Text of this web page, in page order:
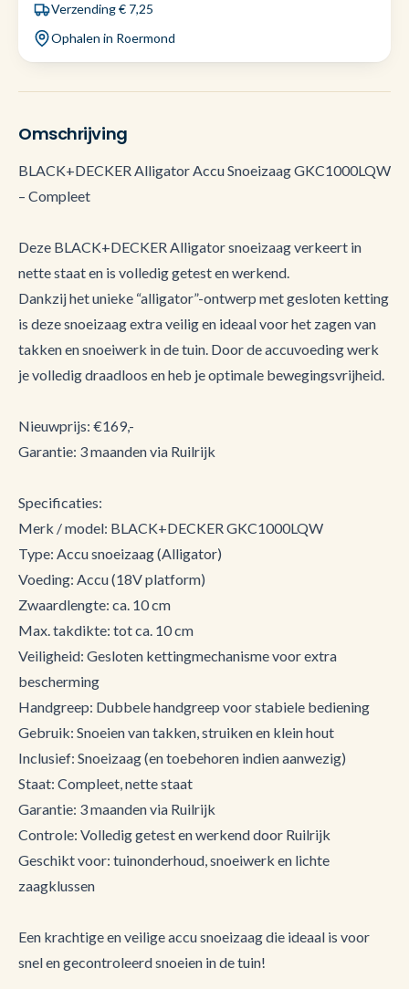
Verzending € 7,25
Ophalen in Roermond
Omschrijving
BLACK+DECKER Alligator Accu Snoeizaag GKC1000LQW
– Compleet
Deze BLACK+DECKER Alligator snoeizaag verkeert in
nette staat en is volledig getest en werkend.
Dankzij het unieke “alligator”-ontwerp met gesloten ketting
is deze snoeizaag extra veilig en ideaal voor het zagen van
takken en snoeiwerk in de tuin. Door de accuvoeding werk
je volledig draadloos en heb je optimale bewegingsvrijheid.
Nieuwprijs: €169,-
Garantie: 3 maanden via Ruilrijk
Specificaties:
Merk / model: BLACK+DECKER GKC1000LQW
Type: Accu snoeizaag (Alligator)
Voeding: Accu (18V platform)
Zwaardlengte: ca. 10 cm
Max. takdikte: tot ca. 10 cm
Veiligheid: Gesloten kettingmechanisme voor extra
bescherming
Handgreep: Dubbele handgreep voor stabiele bediening
Gebruik: Snoeien van takken, struiken en klein hout
Inclusief: Snoeizaag (en toebehoren indien aanwezig)
Staat: Compleet, nette staat
Garantie: 3 maanden via Ruilrijk
Controle: Volledig getest en werkend door Ruilrijk
Geschikt voor: tuinonderhoud, snoeiwerk en lichte
zaagklussen
Een krachtige en veilige accu snoeizaag die ideaal is voor
snel en gecontroleerd snoeien in de tuin!